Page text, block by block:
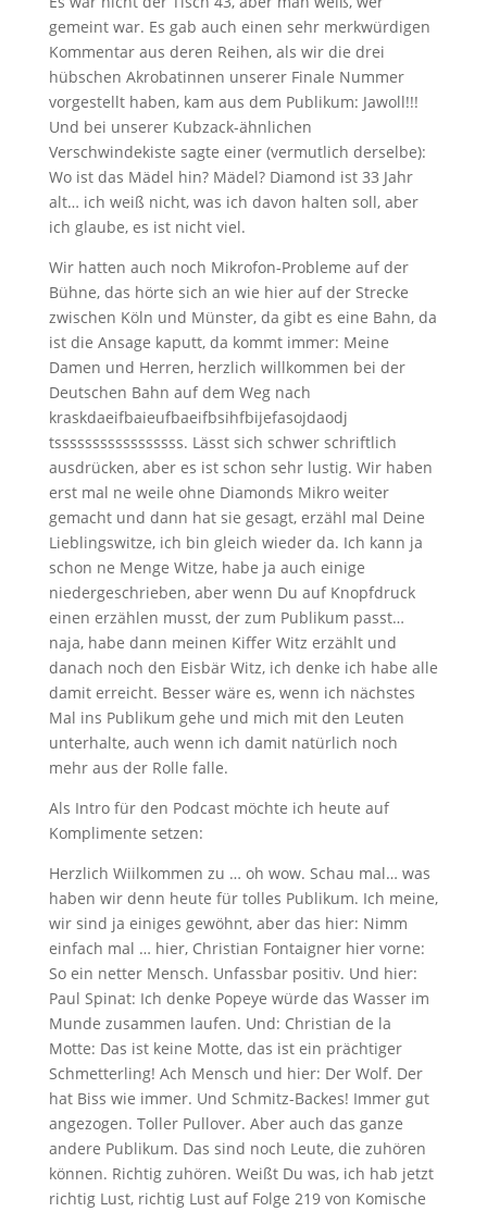
gemeint war. Es gab auch einen sehr merkwürdigen
Kommentar aus deren Reihen, als wir die drei
hübschen Akrobatinnen unserer Finale Nummer
vorgestellt haben, kam aus dem Publikum: Jawoll!!!
Und bei unserer Kubzack-ähnlichen
Verschwindekiste sagte einer (vermutlich derselbe):
Wo ist das Mädel hin? Mädel? Diamond ist 33 Jahr
alt… ich weiß nicht, was ich davon halten soll, aber
ich glaube, es ist nicht viel.
Wir hatten auch noch Mikrofon-Probleme auf der
Bühne, das hörte sich an wie hier auf der Strecke
zwischen Köln und Münster, da gibt es eine Bahn, da
ist die Ansage kaputt, da kommt immer: Meine
Damen und Herren, herzlich willkommen bei der
Deutschen Bahn auf dem Weg nach
kraskdaeifbaieufbaeifbsihfbijefasojdaodj
tsssssssssssssssss. Lässt sich schwer schriftlich
ausdrücken, aber es ist schon sehr lustig. Wir haben
erst mal ne weile ohne Diamonds Mikro weiter
gemacht und dann hat sie gesagt, erzähl mal Deine
Lieblingswitze, ich bin gleich wieder da. Ich kann ja
schon ne Menge Witze, habe ja auch einige
niedergeschrieben, aber wenn Du auf Knopfdruck
einen erzählen musst, der zum Publikum passt…
naja, habe dann meinen Kiffer Witz erzählt und
danach noch den Eisbär Witz, ich denke ich habe alle
damit erreicht. Besser wäre es, wenn ich nächstes
Mal ins Publikum gehe und mich mit den Leuten
unterhalte, auch wenn ich damit natürlich noch
mehr aus der Rolle falle.
Als Intro für den Podcast möchte ich heute auf
Komplimente setzen:
Herzlich Wiilkommen zu … oh wow. Schau mal… was
haben wir denn heute für tolles Publikum. Ich meine,
wir sind ja einiges gewöhnt, aber das hier: Nimm
einfach mal … hier, Christian Fontaigner hier vorne:
So ein netter Mensch. Unfassbar positiv. Und hier:
Paul Spinat: Ich denke Popeye würde das Wasser im
Munde zusammen laufen. Und: Christian de la
Motte: Das ist keine Motte, das ist ein prächtiger
Schmetterling! Ach Mensch und hier: Der Wolf. Der
hat Biss wie immer. Und Schmitz-Backes! Immer gut
angezogen. Toller Pullover. Aber auch das ganze
andere Publikum. Das sind noch Leute, die zuhören
können. Richtig zuhören. Weißt Du was, ich hab jetzt
richtig Lust, richtig Lust auf Folge 219 von Komische